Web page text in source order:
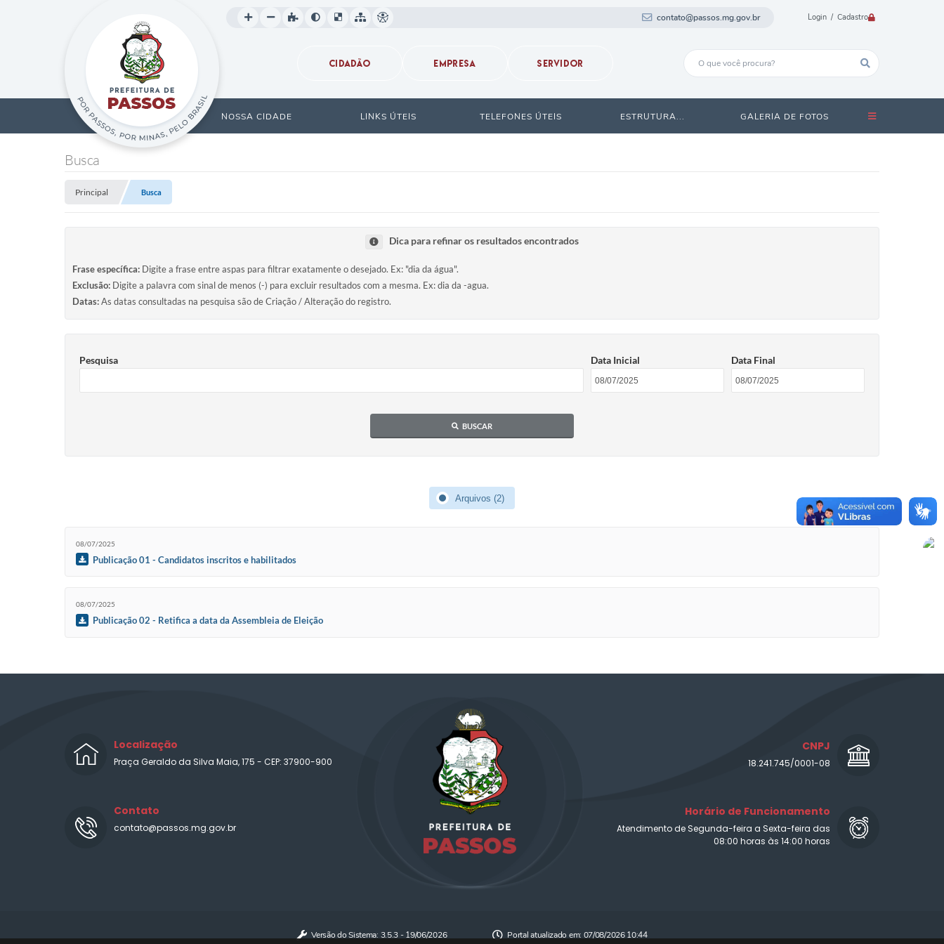
Login / Cadastro
contato@passos.mg.gov.br
CIDADÃO EMPRESA SERVIDOR
NOSSA CIDADE LINKS ÚTEIS TELEFONES ÚTEIS ESTRUTURA... GALERIA DE FOTOS
Busca
Principal Busca
Dica para refinar os resultados encontrados
Frase específica: Digite a frase entre aspas para filtrar exatamente o desejado. Ex: "dia da água".
Exclusão: Digite a palavra com sinal de menos (-) para excluir resultados com a mesma. Ex: dia da -agua.
Datas:As datas consultadas na pesquisa são de Criação / Alteração do registro.
Pesquisa Data Inicial Data Final
BUSCAR
Arquivos (2)
08/07/2025
Publicação 01 - Candidatos inscritos e habilitados
08/07/2025
Publicação 02 - Retifica a data da Assembleia de Eleição
Localização
Praça Geraldo da Silva Maia, 175 - CEP: 37900-900
Contato
contato@passos.mg.gov.br
CNPJ
18.241.745/0001-08
Horário de Funcionamento
Atendimento de Segunda-feira a Sexta-feira das
08:00 horas às 14:00 horas
Versão do Sistema: 3.5.3 - 19/06/2026 Portal atualizado em: 07/08/2026 10:44